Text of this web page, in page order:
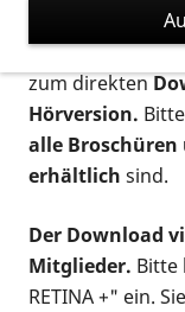
verschiedenen
postalischen
zum direkten
Hörversion.
alle Broschüren
erhältlich sind.
Der Download
Mitglieder. Bitte
RETINA +" ein.